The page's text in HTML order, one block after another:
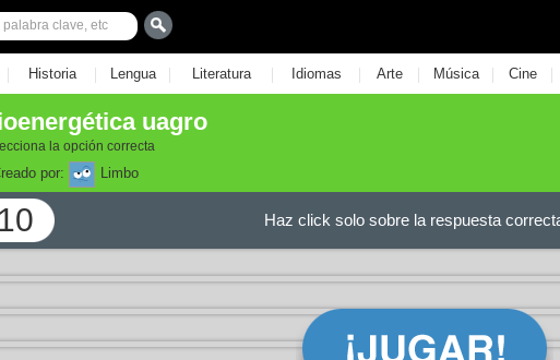
| Historia | Lengua | Literatura | Idiomas | Arte | Música | Cine |
uagro
la opción correcta
por: Limbo
Haz click solo sobre la respuesta